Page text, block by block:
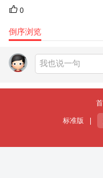
0
倒序浏览
标准版